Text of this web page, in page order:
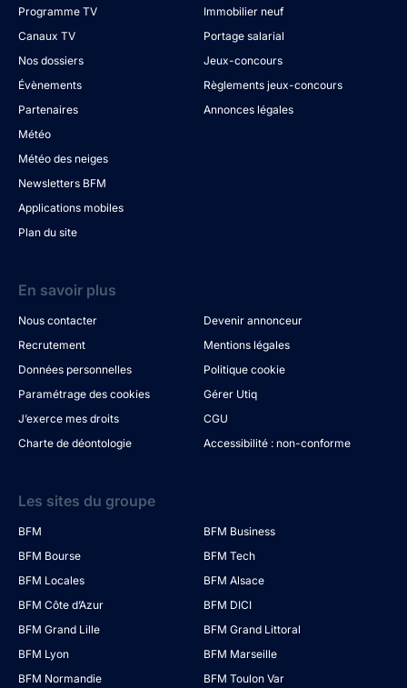
Programme TV
Canaux TV
Nos dossiers
Évènements
Partenaires
Météo
Météo des neiges
Newsletters BFM
Applications mobiles
Plan du site
Immobilier neuf
Portage salarial
Jeux-concours
Règlements jeux-concours
Annonces légales
En savoir plus
Nous contacter
Devenir annonceur
Recrutement
Mentions légales
Données personnelles
Politique cookie
Paramétrage des cookies
Gérer Utiq
J’exerce mes droits
CGU
Charte de déontologie
Accessibilité : non-conforme
Les sites du groupe
BFM
BFM Business
BFM Bourse
BFM Tech
BFM Locales
BFM Alsace
BFM Côte d’Azur
BFM DICI
BFM Grand Lille
BFM Grand Littoral
BFM Lyon
BFM Marseille
BFM Normandie
BFM Toulon Var